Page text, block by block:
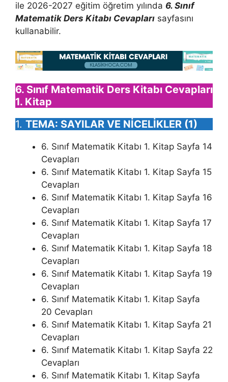
ile 2026-2027 eğitim öğretim yılında 6. Sınıf
Matematik Ders Kitabı Cevapları sayfasını
kullanabilir.
6. Sınıf Matematik Ders Kitabı Cevapları
1. Kitap
1. TEMA: SAYILAR VE NİCELİKLER (1)
6. Sınıf Matematik Kitabı 1. Kitap Sayfa 14
Cevapları
6. Sınıf Matematik Kitabı 1. Kitap Sayfa 15
Cevapları
6. Sınıf Matematik Kitabı 1. Kitap Sayfa 16
Cevapları
6. Sınıf Matematik Kitabı 1. Kitap Sayfa 17
Cevapları
6. Sınıf Matematik Kitabı 1. Kitap Sayfa 18
Cevapları
6. Sınıf Matematik Kitabı 1. Kitap Sayfa 19
Cevapları
6. Sınıf Matematik Kitabı 1. Kitap Sayfa
20 Cevapları
6. Sınıf Matematik Kitabı 1. Kitap Sayfa 21
Cevapları
6. Sınıf Matematik Kitabı 1. Kitap Sayfa 22
Cevapları
6. Sınıf Matematik Kitabı 1. Kitap Sayfa